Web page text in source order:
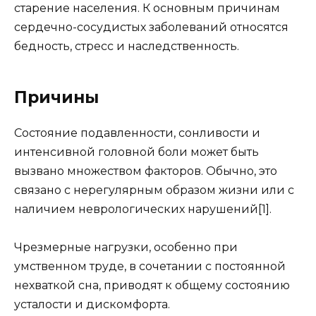
старение населения. К основным причинам
сердечно-сосудистых заболеваний относятся
бедность, стресс и наследственность.
Причины
Состояние подавленности, сонливости и
интенсивной головной боли может быть
вызвано множеством факторов. Обычно, это
связано с нерегулярным образом жизни или с
наличием неврологических нарушений[1].
Чрезмерные нагрузки, особенно при
умственном труде, в сочетании с постоянной
нехваткой сна, приводят к общему состоянию
усталости и дискомфорта.